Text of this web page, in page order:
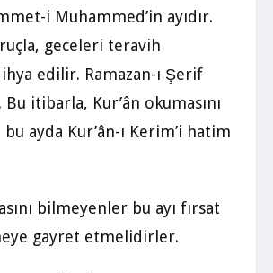
i Muhammed’in ayıdır.
geceleri teravih
ihya edilir. Ramazan-ı Şerif
Bu itibarla, Kur’ân okumasını
ayda Kur’ân-ı Kerim’i hatim
bilmeyenler bu ayı fırsat
gayret etmelidirler.